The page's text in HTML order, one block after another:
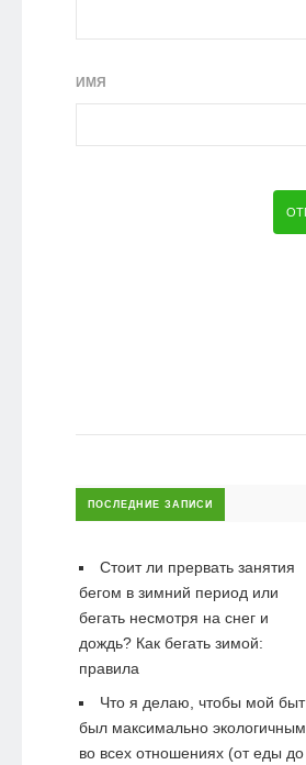
ИМЯ
ПОСЛЕДНИЕ ЗАПИСИ
Стоит ли прервать занятия
бегом в зимний период или
бегать несмотря на снег и
дождь? Как бегать зимой:
правила
Что я делаю, чтобы мой быт
был максимально экологичным
во всех отношениях (от еды до